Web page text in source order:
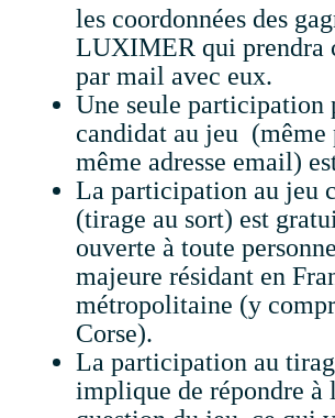
les coordonnées des
LUXIMER qui prendra
par mail avec eux.
Une seule participation
candidat au jeu (même
même adresse email)
La participation au jeu
(tirage au sort) est
ouverte à toute
majeure résidant en
métropolitaine (y
Corse).
La participation au
implique de répondre à